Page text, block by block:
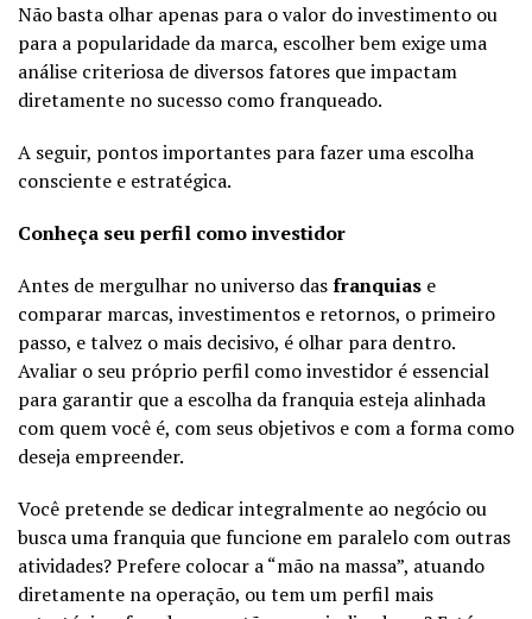
Não basta olhar apenas para o valor do investimento ou
para a popularidade da marca, escolher bem exige uma
análise criteriosa de diversos fatores que impactam
diretamente no sucesso como franqueado.
A seguir, pontos importantes para fazer uma escolha
consciente e estratégica.
Conheça seu perfil como investidor
Antes de mergulhar no universo dasfranquias e
comparar marcas, investimentos e retornos, o primeiro
passo, e talvez o mais decisivo, é olhar para dentro.
Avaliar o seu próprio perfil como investidor é essencial
para garantir que a escolha da franquia esteja alinhada
com quem você é, com seus objetivos e com a forma como
deseja empreender.
Você pretende se dedicar integralmente ao negócio ou
busca uma franquia que funcione em paralelo com outras
atividades? Prefere colocar a “mão na massa”, atuando
diretamente na operação, ou tem um perfil mais